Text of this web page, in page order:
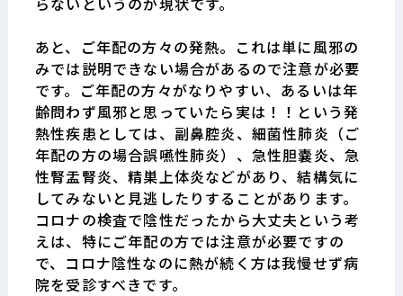
あと、ご年配の方々の発熱。これは単に風邪の
みでは説明できない場合があるので注意が必要
です。ご年配の方々がなりやすい、あるいは年
齢問わず風邪と思っていたら実は！！という発
熱性疾患としては、副鼻腔炎、細菌性肺炎（ご
年配の方の場合誤嚥性肺炎）、急性胆嚢炎、急
性腎盂腎炎、精巣上体炎などがあり、結構気に
してみないと見逃したりすることがあります。
コロナの検査で陰性だったから大丈夫という考
えは、特にご年配の方では注意が必要ですの
で、コロナ陰性なのに熱が続く方は我慢せず病
院を受診すべきです。